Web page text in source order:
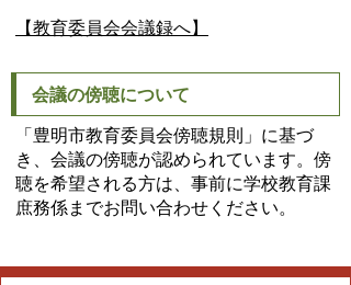
【教育委員会会議録へ】
会議の傍聴について
「豊明市教育委員会傍聴規則」に基づ
き、会議の傍聴が認められています。傍
聴を希望される方は、事前に学校教育課
庶務係までお問い合わせください。